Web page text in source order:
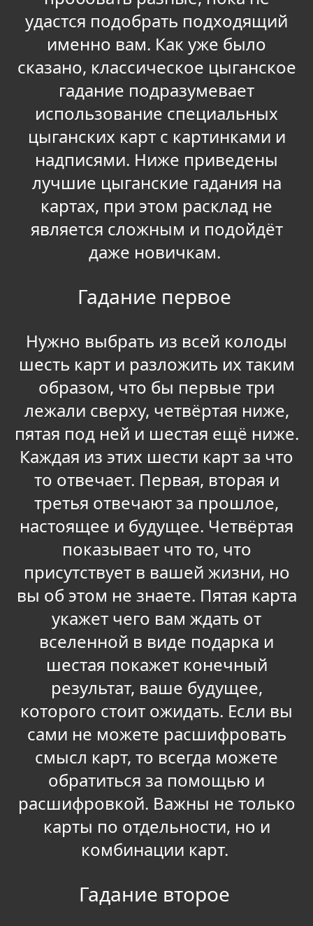
удастся подобрать подходящий
именно вам. Как уже было
сказано, классическое цыганское
гадание подразумевает
использование специальных
цыганских карт с картинками и
надписями. Ниже приведены
лучшие цыганские гадания на
картах, при этом расклад не
является сложным и подойдёт
даже новичкам.
Гадание первое
Нужно выбрать из всей колоды
шесть карт и разложить их таким
образом, что бы первые три
лежали сверху, четвёртая ниже,
пятая под ней и шестая ещё ниже.
Каждая из этих шести карт за что
то отвечает. Первая, вторая и
третья отвечают за прошлое,
настоящее и будущее. Четвёртая
показывает что то, что
присутствует в вашей жизни, но
вы об этом не знаете. Пятая карта
укажет чего вам ждать от
вселенной в виде подарка и
шестая покажет конечный
результат, ваше будущее,
которого стоит ожидать. Если вы
сами не можете расшифровать
смысл карт, то всегда можете
обратиться за помощью и
расшифровкой. Важны не только
карты по отдельности, но и
комбинации карт.
Гадание второе